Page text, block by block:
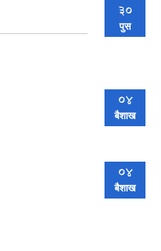
30
पुस
04
बैशाख
04
बैशाख